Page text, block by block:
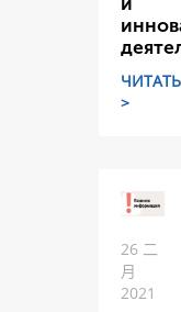
ЧИТАТЬ
>
26 二
月
2021